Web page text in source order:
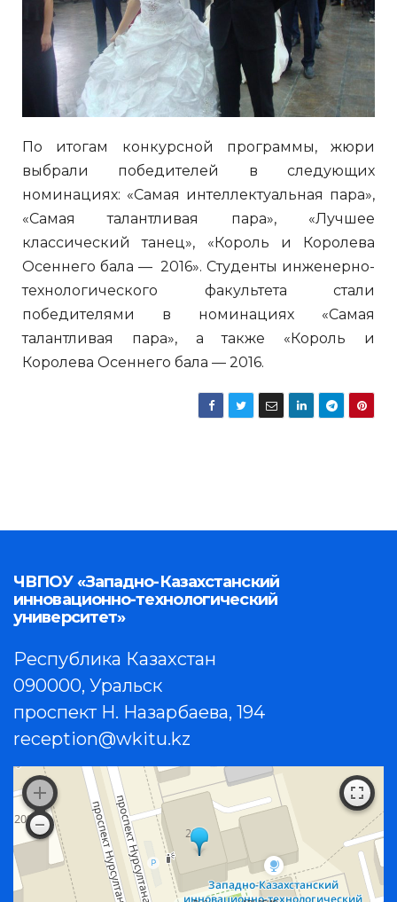
По итогам конкурсной программы, жюри
выбрали победителей в следующих
номинациях: «Самая интеллектуальная пара»,
«Самая талантливая пара», «Лучшее
классический танец», «Король и Королева
Осеннего бала — 2016». Студенты инженерно-
технологического факультета стали
победителями в номинациях «Самая
талантливая пара», а также «Король и
Королева Осеннего бала — 2016.
ЧВПОУ «Западно-Казахстанский
инновационно-технологический
университет»
Республика Казахстан
090000, Уральск
проспект Н. Назарбаева, 194
reception@wkitu.kz